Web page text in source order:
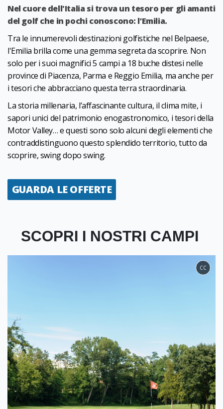
Nel cuore dell'Italia si trova un tesoro per gli amanti
del golf che in pochi conoscono: l’Emilia.
Tra le innumerevoli destinazioni golfistiche nel Belpaese,
l'Emilia brilla come una gemma segreta da scoprire. Non
solo per i suoi magnifici 5 campi a 18 buche distesi nelle
province di Piacenza, Parma e Reggio Emilia, ma anche per
i tesori che abbracciano questa terra straordinaria.
La storia millenaria, l’affascinante cultura, il clima mite, i
sapori unici del patrimonio enogastronomico, i tesori della
Motor Valley… e questi sono solo alcuni degli elementi che
contraddistinguono questo splendido territorio, tutto da
scoprire, swing dopo swing.
GUARDA LE OFFERTE
SCOPRI I NOSTRI CAMPI
CC